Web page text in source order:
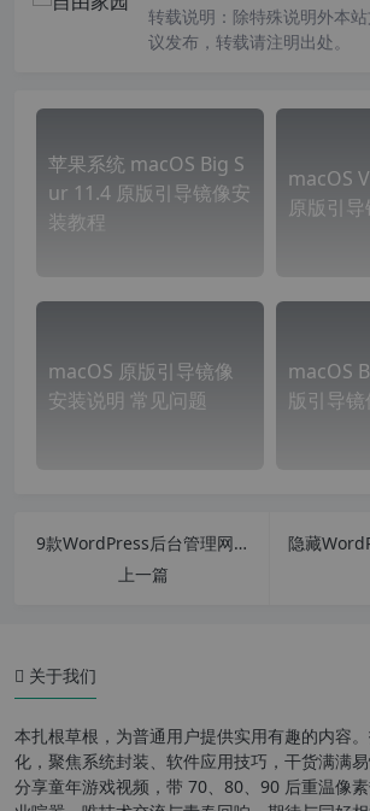
转载说明： 除特殊说明外本
议发布，转载请注明出处。
苹果系统 macOS Big S
ur 11.4 原版引导镜像安
装教程
macOS
原版引
macOS 原版引导镜像
安装说明 常见问题
macOS
版引导镜
9款WordPress后台管理网址隐藏插件防黑客安全插件
上一篇
下载 macOS 并制
关于我们
本扎根草根，为普通用户提供实用有趣的内容
化，聚焦系统封装、软件应用技巧，干货满满
分享童年游戏视频，带 70、80、90 后重温像